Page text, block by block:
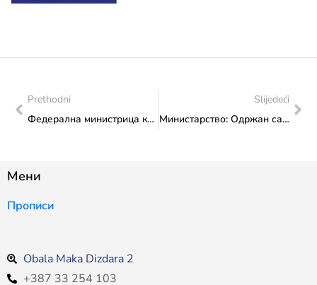
Prethodni
Федерална министрица културе и спорта Сања Влаисављевић на свечаном отворењу Свјетских зимских игара специјалне олимпијаде
Slijedeći
Министарство: Одржан састанак са др.сц. Амилом Смајовић ликовном умјетницом и ауторицом књиге “Дух босанског ћилима”
Мени
Прописи
Obala Maka Dizdara 2
+387 33 254 103